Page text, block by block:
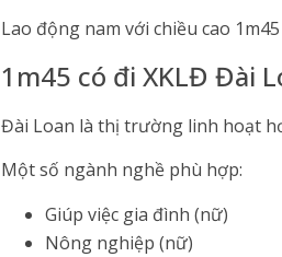
Lao động nam với chiều cao
1m45 có đi XKLĐ Đài
Đài Loan là thị trường linh hoạt
Một số ngành nghề phù hợp:
Giúp việc gia đình (nữ)
Nông nghiệp (nữ)